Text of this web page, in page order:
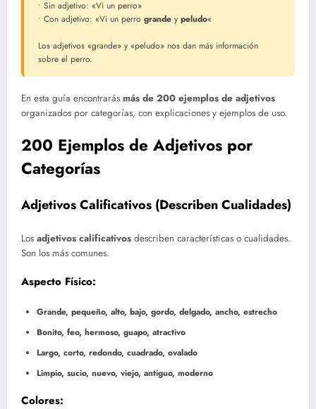
• Sin adjetivo: «Vi un perro»
• Con adjetivo: «Vi un perro grande y peludo«
Los adjetivos «grande» y «peludo» nos dan más información
sobre el perro.
En esta guía encontrarás más de 200 ejemplos de adjetivos
organizados por categorías, con explicaciones y ejemplos de uso.
200 Ejemplos de Adjetivos por
Categorías
Adjetivos Calificativos (Describen Cualidades)
Los adjetivos calificativos describen características o cualidades.
Son los más comunes.
Aspecto Físico:
Grande, pequeño, alto, bajo, gordo, delgado, ancho, estrecho
Bonito, feo, hermoso, guapo, atractivo
Largo, corto, redondo, cuadrado, ovalado
Limpio, sucio, nuevo, viejo, antiguo, moderno
Colores: